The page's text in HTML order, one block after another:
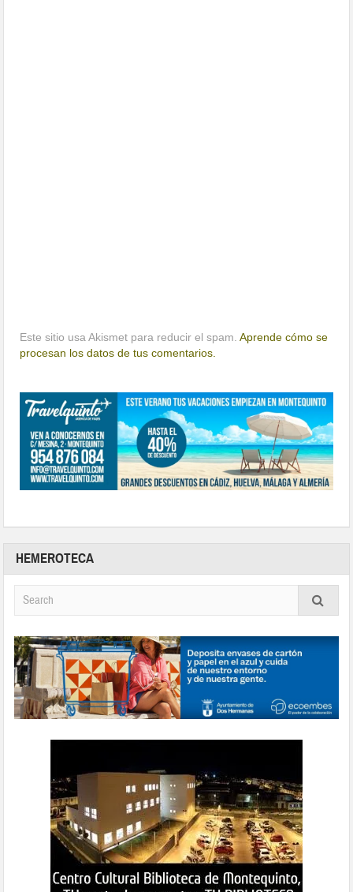
Este sitio usa Akismet para reducir el spam.Aprende cómo se
procesan los datos de tus comentarios.
HEMEROTECA